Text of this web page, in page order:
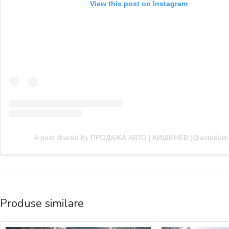
View this post on Instagram
A post shared by ПРОДАЖА АВТО | КИШИНЁВ
Produse similare